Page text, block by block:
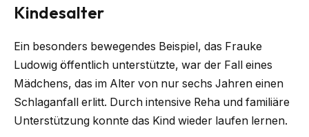
Kindesalter
Ein besonders bewegendes Beispiel, das Frauke
Ludowig öffentlich unterstützte, war der Fall eines
Mädchens, das im Alter von nur sechs Jahren einen
Schlaganfall erlitt. Durch intensive Reha und familiäre
Unterstützung konnte das Kind wieder laufen lernen.